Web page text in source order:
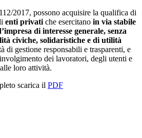
2017, possono acquisire la qualifica di
enti privati che esercitano in via stabile
di interesse generale, senza
civiche, solidaristiche e di utilità
di gestione responsabili e trasparenti, e
dei lavoratori, degli utenti e
loro attività.
scarica il PDF